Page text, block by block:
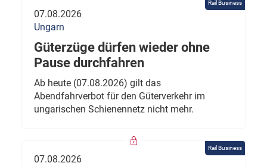
Rail Business
07.08.2026
Ungarn
Güterzüge dürfen wieder ohne
Pause durchfahren
Ab heute (07.08.2026) gilt das
Abendfahrverbot für den Güterverkehr im
ungarischen Schienennetz nicht mehr.
Rail Business
07.08.2026